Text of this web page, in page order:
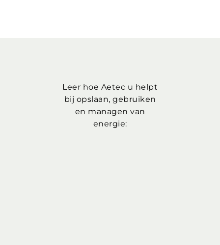
Leer hoe Aetec u helpt
bij opslaan, gebruiken
en managen van
energie: